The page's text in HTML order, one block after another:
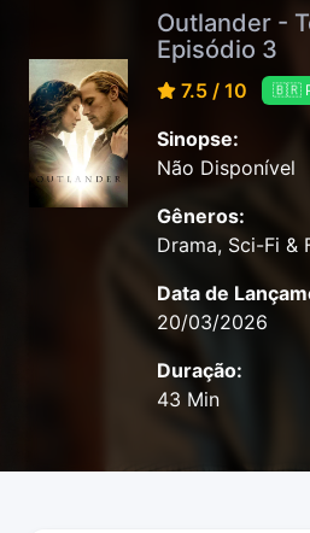
Outlander -
Episódio 3
7.5 / 10 🇧🇷
Sinopse:
Não Disponível
Gêneros:
Drama, Sci-Fi &
Data de
20/03/2026
Duração:
43 Min